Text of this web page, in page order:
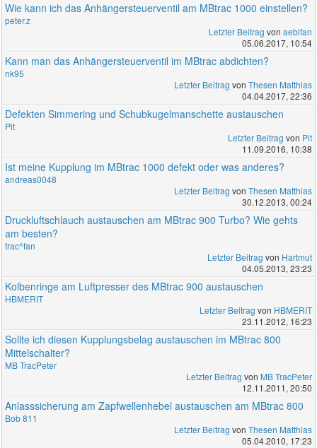
Wie kann ich das Anhängersteuerventil am MBtrac 1000 einstellen?
peter.z
Letzter Beitrag von aebifan
05.06.2017, 10:54
Kann man das Anhängersteuerventil im MBtrac abdichten?
nk95
Letzter Beitrag von Thesen Matthias
04.04.2017, 22:36
Defekten Simmering und Schubkugelmanschette austauschen
Pit
Letzter Beitrag von Pit
11.09.2016, 10:38
Ist meine Kupplung im MBtrac 1000 defekt oder was anderes?
andreas0048
Letzter Beitrag von Thesen Matthias
30.12.2013, 00:24
Druckluftschlauch austauschen am MBtrac 900 Turbo? Wie gehts
am besten?
trac^fan
Letzter Beitrag von Hartmut
04.05.2013, 23:23
Kolbenringe am Luftpresser des MBtrac 900 austauschen
HBMERIT
Letzter Beitrag von HBMERIT
23.11.2012, 16:23
Sollte ich diesen Kupplungsbelag austauschen im MBtrac 800
Mittelschalter?
MB TracPeter
Letzter Beitrag von MB TracPeter
12.11.2011, 20:50
Anlasssicherung am Zapfwellenhebel austauschen am MBtrac 800
Bob 811
Letzter Beitrag von Thesen Matthias
05.04.2010, 17:23